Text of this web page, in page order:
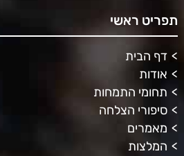
תפריט ראשי
דף הבית
אודות
תחומי התמחות
סיפורי הצלחה
מאמרים
המלצות